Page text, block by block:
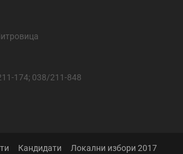
174; 038/211-848
Кандидати
Локални избори 2017